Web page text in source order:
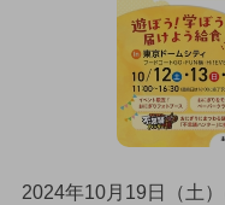
2024年10月19日（土